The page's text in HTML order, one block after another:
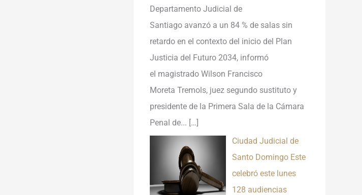
Departamento Judicial de
Santiago avanzó a un 84 % de salas sin
retardo en el contexto del inicio del Plan
Justicia del Futuro 2034, informó
el magistrado Wilson Francisco
Moreta Tremols, juez segundo sustituto y
presidente de la Primera Sala de la Cámara
Penal de... […]
Ciudad Judicial de
Santo Domingo Este
celebró este lunes
128 audiencias